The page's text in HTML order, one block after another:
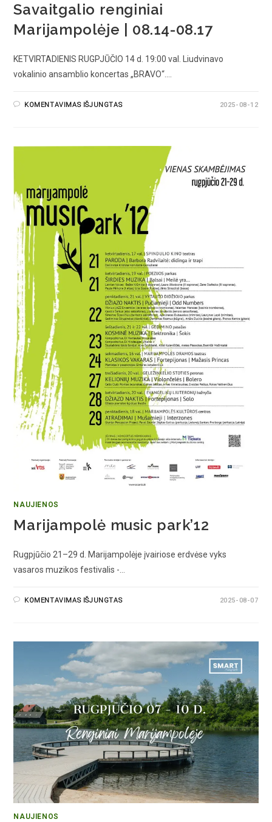
Savaitgalio renginiai
Marijampolėje | 08.14-08.17
KETVIRTADIENIS RUGPJŪČIO 14 d. 19:00 val. Liudvinavo
vokalinio ansamblio koncertas „BRAVO“.…
KOMENTAVIMAS IŠJUNGTAS 2025-08-12
NAUJIENOS
Marijampolė music park’12
Rugpjūčio 21–29 d. Marijampolėje įvairiose erdvėse vyks
vasaros muzikos festivalis -…
KOMENTAVIMAS IŠJUNGTAS 2025-08-07
NAUJIENOS